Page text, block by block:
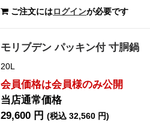
ご注文にはログインが必要です
モリブデン パッキン付 寸胴鍋
20L
会員価格は会員様のみ公開
当店通常価格
29,600 円(税込 32,560 円)